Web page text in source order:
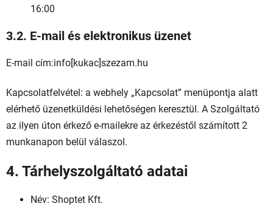
16:00
3.2. E-mail és elektronikus üzenet
E-mail cím:info[kukac]szezam.hu
Kapcsolatfelvétel: a webhely „Kapcsolat” menüpontja alatt
elérhető üzenetküldési lehetőségen keresztül. A Szolgáltató
az ilyen úton érkező e-mailekre az érkezéstől számított 2
munkanapon belül válaszol.
4. Tárhelyszolgáltató adatai
Név: Shoptet Kft.